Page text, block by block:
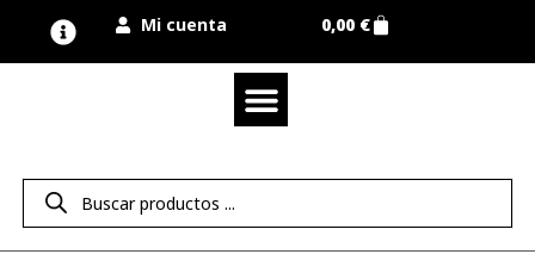
Mi cuenta 0,00 €